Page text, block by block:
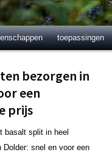
toepassingen
bezorgen in
een
prijs
basalt split in heel
Dolder: snel en voor een